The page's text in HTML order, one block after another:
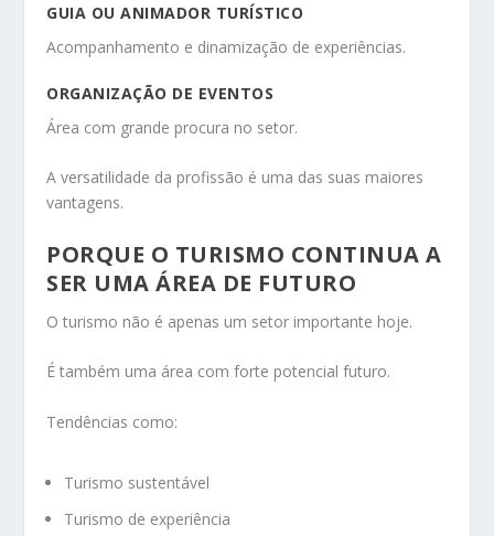
GUIA OU ANIMADOR TURÍSTICO
Acompanhamento e dinamização de experiências.
ORGANIZAÇÃO DE EVENTOS
Área com grande procura no setor.
A versatilidade da profissão é uma das suas maiores
vantagens.
PORQUE O TURISMO CONTINUA A
SER UMA ÁREA DE FUTURO
O turismo não é apenas um setor importante hoje.
É também uma área com forte potencial futuro.
Tendências como:
Turismo sustentável
Turismo de experiência